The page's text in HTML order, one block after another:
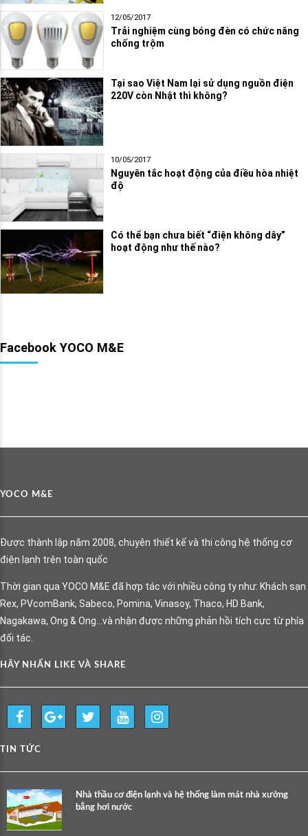
12/05/2017
Trải nghiệm cùng bóng đèn có chức năng
chống trộm
Tại sao Việt Nam lại sử dụng nguồn điện
220V còn Nhật thì không?
10/05/2017
Nguyên tắc hoạt động của điều hòa nhiệt
độ
Có thể bạn chưa biết “điện không dây”
hoạt động như thế nào?
Facebook YOCO M&E
YOCO M&E
Được thành lập năm 2008, chuyên thiết kế và thi công hệ thống cơ
điện lạnh trên toàn quốc
Thời gian qua YOCO M&E đã hợp tác với nhiều công ty như: Khách sạn
Rex, PVcomBank, Sabeco, Pomina, Vinasoy, Thaco, HD Bank,
Nagakawa, Ong & Ong…và nhận được những phản hồi tích cực từ phía
đối tác.
HÃY NHẤN LIKE VÀ SHARE
TIN TỨC
Nhà thầu cơ điện lạnh và hệ thống làm mát nhà xưởng
bẳng hơi nước